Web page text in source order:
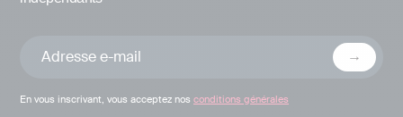
En vous inscrivant, vous acceptez nos conditions générales